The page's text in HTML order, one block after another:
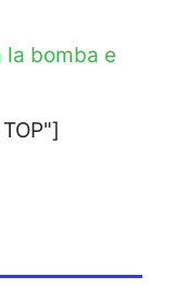
la bomba e